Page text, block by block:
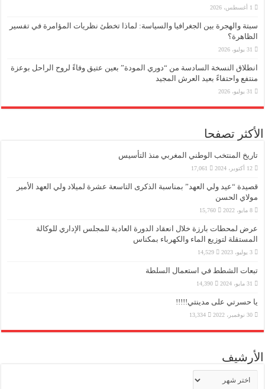
1 أغسطس، 2026
سبتة والهجرة بين الجغرافيا والسياسة: لماذا تخطئ نظريات المؤامرة في تفسير
الظاهرة؟
31 يوليو، 2026
انطلاق النسخة السادسة من “دوري المودة” بعين عتيق وفاءً لروح الراحل بوعزة
منتفع واحتفاءً بعيد العرش المجيد
31 يوليو، 2026
الأكثر تصفحا
تاريخ المنتخب الوطني المغربي منذ التأسيس
12 أكتوبر، 2024 17,061
قصيدة “عيد ولي العهد” بمناسبة الذكرى التاسعة عشرة لميلاد ولي العهد الأمير
مولاي الحسن
8 مايو، 2022 15,760
عرض لمحطات بارزة خلال انعقاد الدورة العادية للمجلس الإداري للوكالة
المستقلة لتوزيع الماء والكهرباء بمكناس
3 يوليو، 2023 14,529
تبعات الشطط في استعمال السلطة
31 مايو، 2024 14,390
يا حسرتي على مدينتي!!!!!
30 نوفمبر، 2022 13,334
الأرشيف